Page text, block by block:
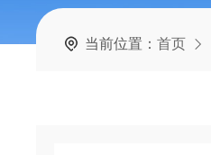
当前位置：首页